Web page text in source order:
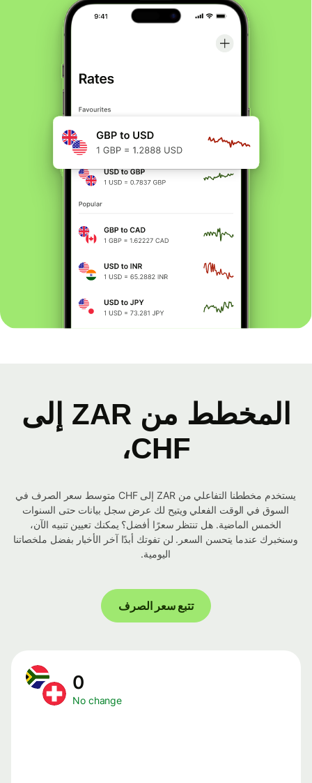
المخطط من ZAR إلى
CHF،
يستخدم مخططنا التفاعلي من ZAR إلى CHF متوسط ​​سعر الصرف في
السوق في الوقت الفعلي ويتيح لك عرض سجل بيانات حتى السنوات
الخمس الماضية. هل تنتظر سعرًا أفضل؟ يمكنك تعيين تنبيه الآن،
وسنخبرك عندما يتحسن السعر. لن تفوتك أبدًا آخر الأخبار بفضل ملخصاتنا
اليومية.
تتبع سعر الصرف
No change